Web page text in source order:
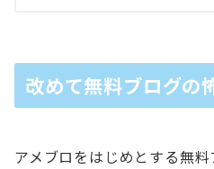
改めて無料ブログの
アメブロをはじめとする無